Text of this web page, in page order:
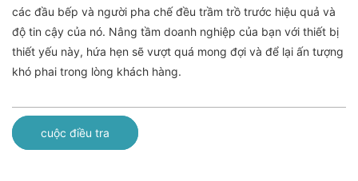
các đầu bếp và người pha chế đều trầm trồ trước hiệu quả và
độ tin cậy của nó. Nâng tầm doanh nghiệp của bạn với thiết bị
thiết yếu này, hứa hẹn sẽ vượt quá mong đợi và để lại ấn tượng
khó phai trong lòng khách hàng.
cuộc điều tra